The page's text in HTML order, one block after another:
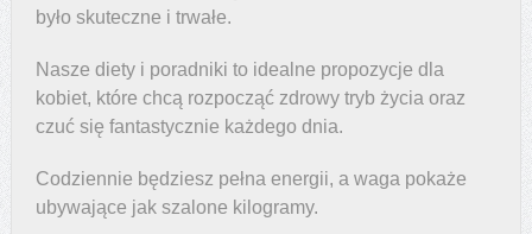
było skuteczne i trwałe.
Nasze diety i poradniki to idealne propozycje dla
kobiet, które chcą rozpocząć zdrowy tryb życia oraz
czuć się fantastycznie każdego dnia.
Codziennie będziesz pełna energii, a waga pokaże
ubywające jak szalone kilogramy.